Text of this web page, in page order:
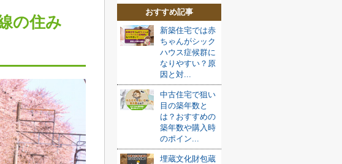
の住み
おすすめ記事
新築住宅では赤
ちゃんがシック
ハウス症候群に
なりやすい？原
因と対...
中古住宅で狙い
目の築年数と
は？おすすめの
築年数や購入時
のポイン...
埋蔵文化財包蔵